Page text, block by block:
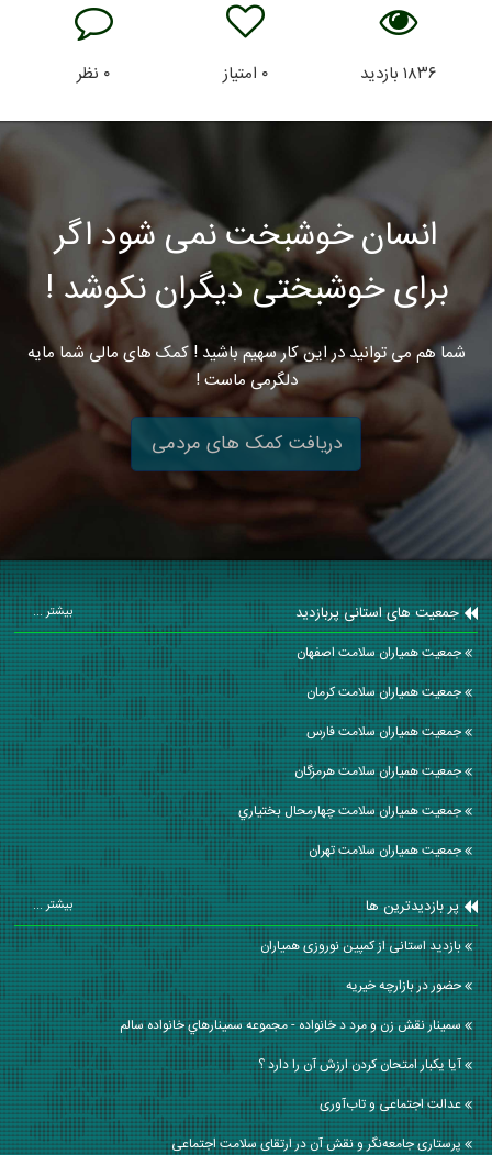
۱۸۳۶ بازدید ۰ امتیاز ۰ نظر
انسان خوشبخت نمی شود اگر
برای خوشبختی دیگران نکوشد !
شما هم می توانید در این کار سهیم باشید ! کمک های مالی شما مایه
دلگرمی ماست !
دریافت کمک های مردمی
جمعیت های استانی پربازدید بیشتر ...
جمعیت همیاران سلامت اصفهان
جمعیت همیاران سلامت كرمان
جمعیت همیاران سلامت فارس
جمعیت همیاران سلامت هرمزگان
جمعیت همیاران سلامت چهارمحال بختياري
جمعیت همیاران سلامت تهران
پر بازدیدترین ها بیشتر ...
بازدید استانی از کمپین نوروزی همیاران
حضور در بازارچه خیریه
سمينار نقش زن و مرد د خانواده - مجموعه سمينارهاي خانواده سالم
آیا یکبار امتحان کردن ارزش آن را دارد ؟
عدالت اجتماعی و تاب‌آوری
پرستاری جامعه‌نگر و نقش آن در ارتقای سلامت اجتماعی